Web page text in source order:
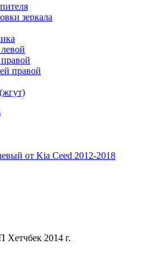
зеркала
правой
от Kia Ceed 2012-2018
Хетчбек 2014 г.